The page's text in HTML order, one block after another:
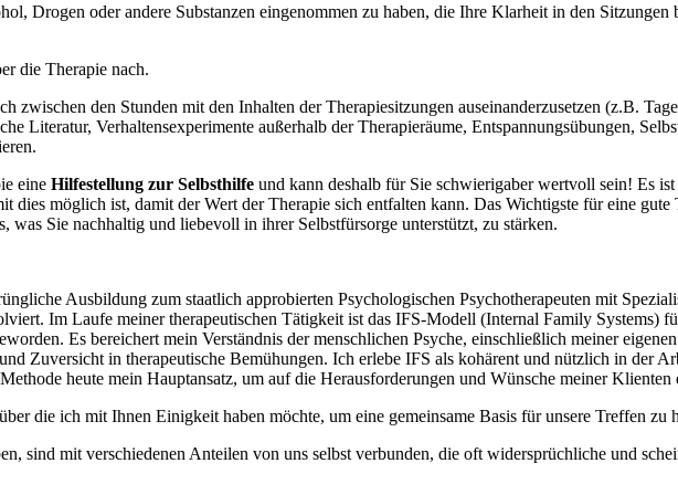
Drogen oder andere Substanzen eingenommen zu haben, die Ihre Klarheit in den Sitzungen
die Therapie nach.
zwischen den Stunden mit den Inhalten der Therapiesitzungen auseinanderzusetzen (z.B.
Literatur, Verhaltensexperimente außerhalb der Therapieräume, Entspannungsübungen,
eine Hilfestellung zur Selbsthilfe und kann deshalb für Sie schwierigaber wertvoll sein! Es
dies möglich ist, damit der Wert der Therapie sich entfalten kann. Das Wichtigste für eine gute
was Sie nachhaltig und liebevoll in ihrer Selbstfürsorge unterstützt, zu stärken.
Ausbildung zum staatlich approbierten Psychologischen Psychotherapeuten mit
Im Laufe meiner therapeutischen Tätigkeit ist das IFS-Modell (Internal Family Systems)
Es bereichert mein Verständnis der menschlichen Psyche, einschließlich meiner
Zuversicht in therapeutische Bemühungen. Ich erlebe IFS als kohärent und nützlich in der
heute mein Hauptansatz, um auf die Herausforderungen und Wünsche meiner Klienten
die ich mit Ihnen Einigkeit haben möchte, um eine gemeinsame Basis für unsere Treffen zu
sind mit verschiedenen Anteilen von uns selbst verbunden, die oft widersprüchliche und